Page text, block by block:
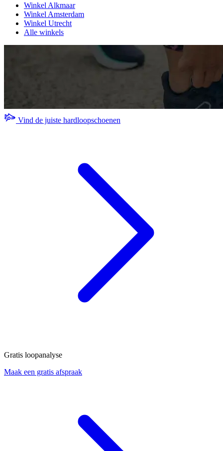
Winkel Alkmaar
Winkel Amsterdam
Winkel Utrecht
Alle winkels
Vind de juiste hardloopschoenen
Gratis loopanalyse
Maak een gratis afspraak